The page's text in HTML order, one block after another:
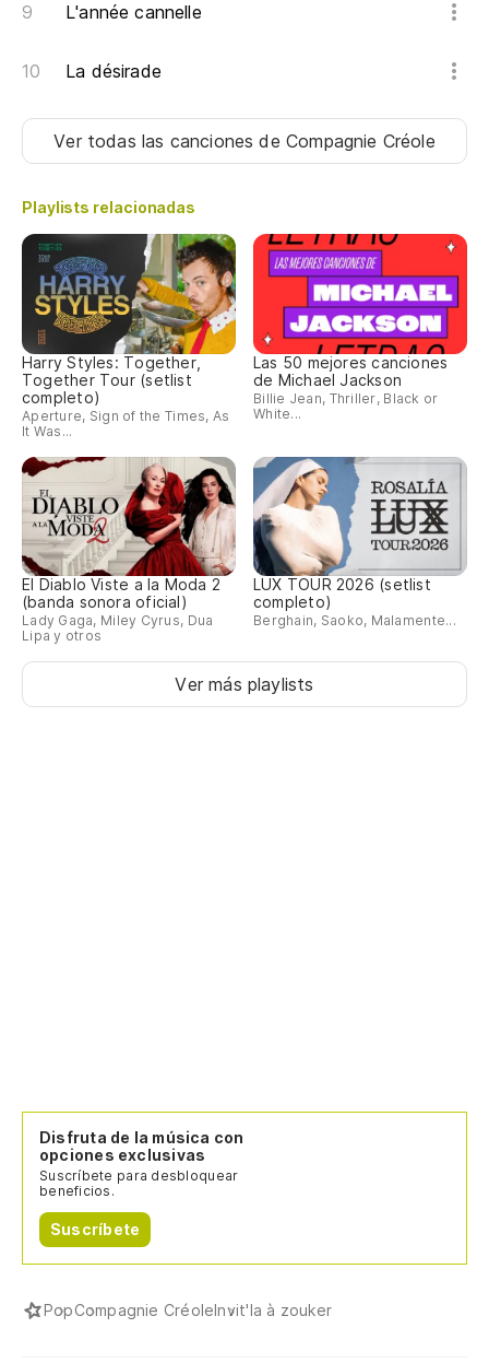
L'année cannelle
La désirade
Ver todas las cancionesde Compagnie Créole
Playlists relacionadas
Harry Styles: Together,
Together Tour (setlist
completo)
Aperture, Sign of the Times, As
It Was...
Las 50 mejores canciones
de Michael Jackson
Billie Jean, Thriller, Black or
White...
El Diablo Viste a la Moda 2
(banda sonora oficial)
Lady Gaga, Miley Cyrus, Dua
Lipa y otros
LUX TOUR 2026 (setlist
completo)
Berghain, Saoko, Malamente...
Ver más playlists
Disfruta de la música con
opciones exclusivas
Suscríbete para desbloquear
beneficios.
Suscríbete
PopCompagnie CréoleInvit'la à zouker